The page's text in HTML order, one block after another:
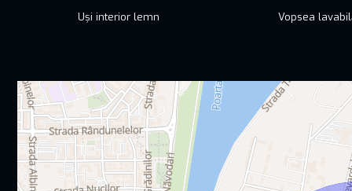
Uși interior lemn Vopsea